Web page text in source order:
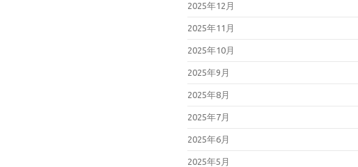
2025年12月
2025年11月
2025年10月
2025年9月
2025年8月
2025年7月
2025年6月
2025年5月